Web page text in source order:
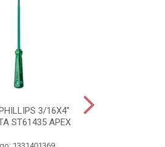
3/16X4"
ST61435 APEX